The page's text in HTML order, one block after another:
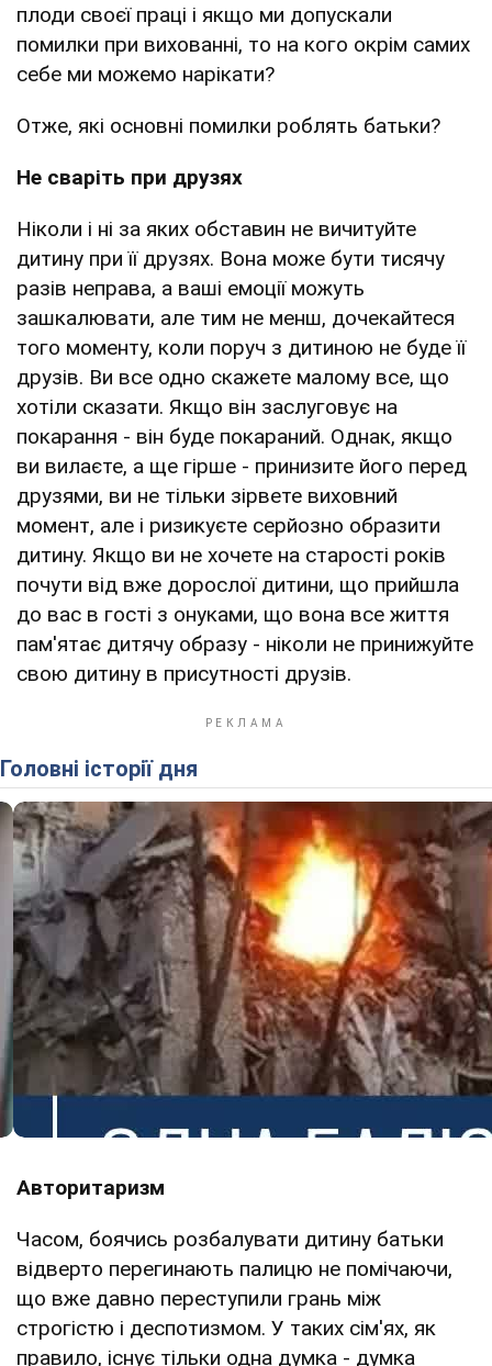
плоди своєї праці і якщо ми допускали
помилки при вихованні, то на кого окрім самих
себе ми можемо нарікати?
Отже, які основні помилки роблять батьки?
Не сваріть при друзях
Ніколи і ні за яких обставин не вичитуйте
дитину при її друзях. Вона може бути тисячу
разів неправа, а ваші емоції можуть
зашкалювати, але тим не менш, дочекайтеся
того моменту, коли поруч з дитиною не буде її
друзів. Ви все одно скажете малому все, що
хотіли сказати. Якщо він заслуговує на
покарання - він буде покараний. Однак, якщо
ви вилаєте, а ще гірше - принизите його перед
друзями, ви не тільки зірвете виховний
момент, але і ризикуєте серйозно образити
дитину. Якщо ви не хочете на старості років
почути від вже дорослої дитини, що прийшла
до вас в гості з онуками, що вона все життя
пам'ятає дитячу образу - ніколи не принижуйте
свою дитину в присутності друзів.
Головні історії дня
Авторитаризм
Часом, боячись розбалувати дитину батьки
відверто перегинають палицю не помічаючи,
що вже давно переступили грань між
строгістю і деспотизмом. У таких сім'ях, як
правило, існує тільки одна думка - думка